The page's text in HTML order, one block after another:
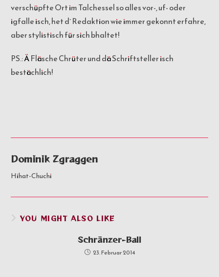
verschüpfte Ort im Talchessel so alles vor-, uf- oder
igfalle isch, het d`Redaktion wie immer gekonnt erfahre,
aber stylistisch für sich bhaltet!
PS.: Ä Fläsche Chrüter und dä Schriftsteller isch
bestächlich!
Dominik Zgraggen
Hihat-Chuchi
YOU MIGHT ALSO LIKE
Schränzer-Ball
23. Februar 2014